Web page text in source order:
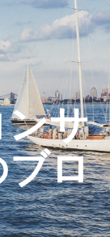
サ
ロ
法
出する方法